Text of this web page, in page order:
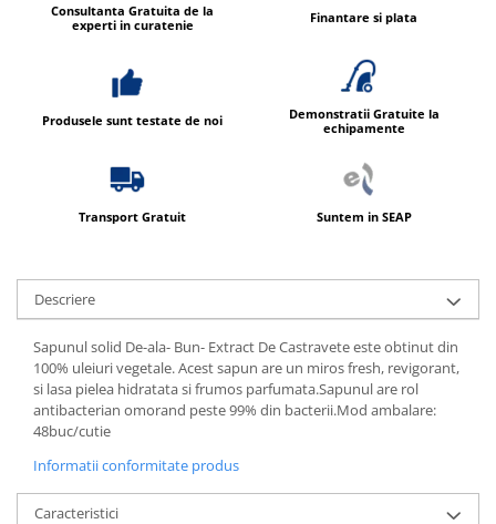
Consultanta Gratuita de la
experti in curatenie
Finantare si plata
Produsele sunt testate de noi
Demonstratii Gratuite la
echipamente
Transport Gratuit Suntem in SEAP
Descriere
Sapunul solid De-ala- Bun- Extract De Castravete este obtinut din
100% uleiuri vegetale. Acest sapun are un miros fresh, revigorant,
si lasa pielea hidratata si frumos parfumata.Sapunul are rol
antibacterian omorand peste 99% din bacterii.Mod ambalare:
48buc/cutie
Informatii conformitate produs
Caracteristici